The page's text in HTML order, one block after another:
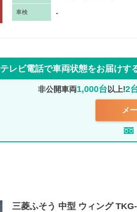
車検 -
テレビ電話で車両状態をお届けす
非公開車両1,000台 以上!2
メ
三菱ふそう 中型 ウィング